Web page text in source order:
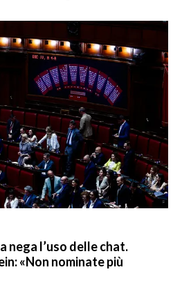
nega l’uso delle chat.
«Non nominate più